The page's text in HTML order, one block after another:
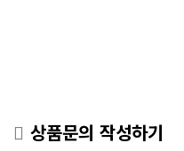
상품문의 작성하기